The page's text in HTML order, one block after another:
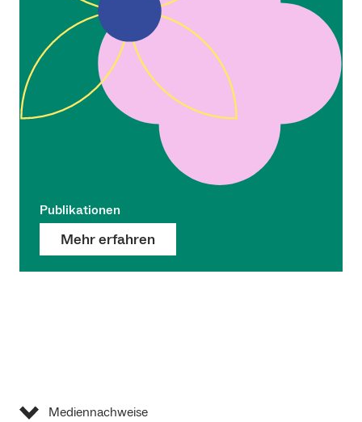
Publikationen
Mehr erfahren
Mediennachweise